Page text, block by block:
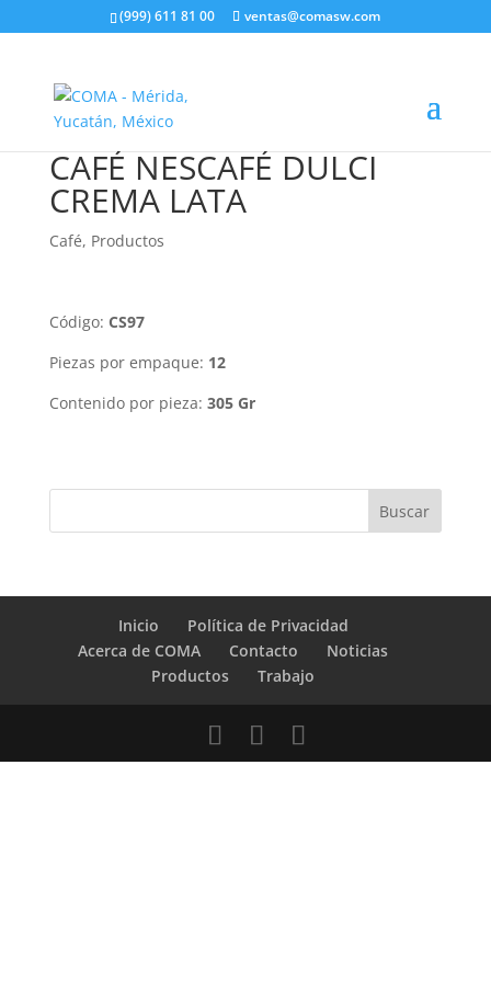
(999) 611 81 00 ventas@comasw.com
CAFÉ NESCAFÉ DULCI
CREMA LATA
Café, Productos
Código: CS97
Piezas por empaque: 12
Contenido por pieza: 305 Gr
Inicio
Política de Privacidad
Acerca de COMA
Contacto
Noticias
Productos
Trabajo